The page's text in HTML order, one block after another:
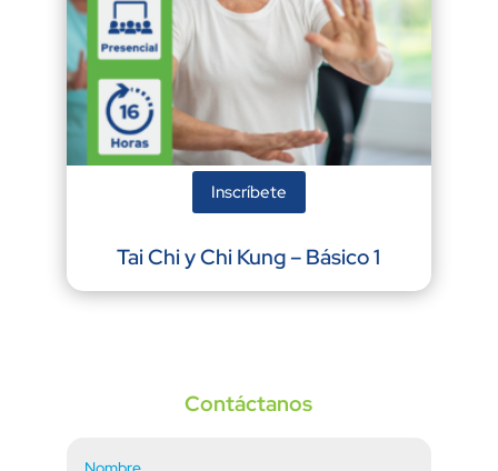
Inscríbete
Tai Chi y Chi Kung – Básico 1
Contáctanos